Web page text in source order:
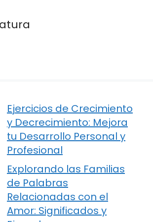
Ejercicios de Crecimiento
y Decrecimiento: Mejora
tu Desarrollo Personal y
Profesional
Explorando las Familias
de Palabras
Relacionadas con el
Amor: Significados y